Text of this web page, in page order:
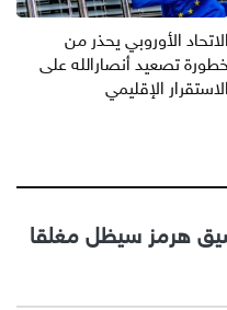
الاتحاد الأوروبي يحذر من
خطورة تصعيد أنصارالله على
الاستقرار الإقليمي
هرمز سيظل مغلقا